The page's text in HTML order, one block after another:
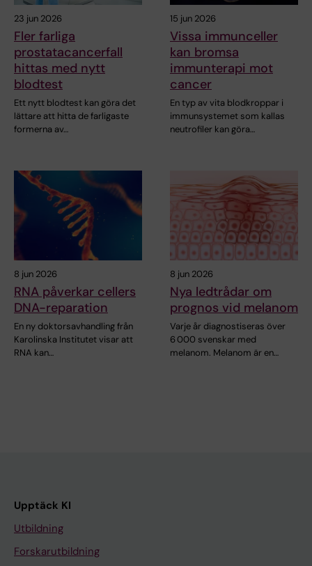
23 jun 2026
Fler farliga
prostatacancerfall
hittas med nytt
blodtest
Ett nytt blodtest kan göra det
lättare att hitta de farligaste
formerna av…
15 jun 2026
Vissa immunceller
kan bromsa
immunterapi mot
cancer
En typ av vita blodkroppar i
immunsystemet som kallas
neutrofiler kan göra…
8 jun 2026
RNA påverkar cellers
DNA-reparation
En ny doktorsavhandling från
Karolinska Institutet visar att
RNA kan…
8 jun 2026
Nya ledtrådar om
prognos vid melanom
Varje år diagnostiseras över
6 000 svenskar med
melanom. Melanom är en…
Upptäck KI
Utbildning
Forskarutbildning